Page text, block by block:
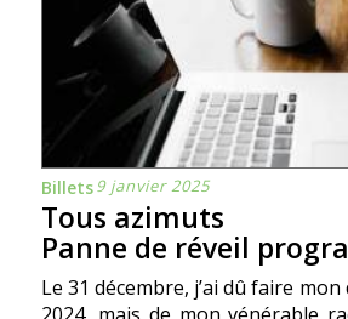
Billets9 janvier 2025
Tous azimuts
Panne de réveil
Le 31 décembre, j’ai dû faire